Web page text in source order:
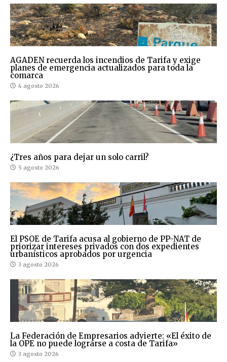
AGADEN recuerda los incendios de Tarifa y exige
planes de emergencia actualizados para toda la
comarca
4 agosto 2026
¿Tres años para dejar un solo carril?
5 agosto 2026
El PSOE de Tarifa acusa al gobierno de PP-NAT de
priorizar intereses privados con dos expedientes
urbanísticos aprobados por urgencia
3 agosto 2026
La Federación de Empresarios advierte: «El éxito de
la OPE no puede lograrse a costa de Tarifa»
3 agosto 2026